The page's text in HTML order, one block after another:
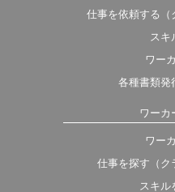
仕事を依頼する（
スキ
ワー
各種書類発
ワーカ
ワー
仕事を探す（ク
スキル